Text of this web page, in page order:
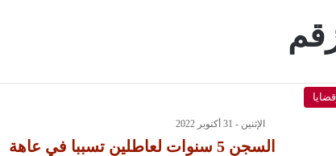
الإثنين - 31 أكتوبر 2022
السجن 5 سنوات لعاطلين تسببا في عاهة